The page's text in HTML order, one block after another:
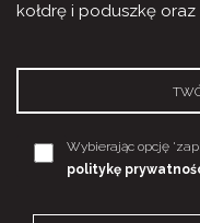
kołdrę i poduszkę
Wybierając opcję
politykę